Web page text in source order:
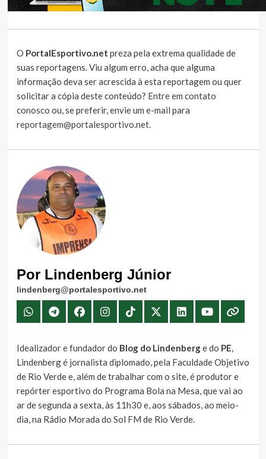
O PortalEsportivo.net preza pela extrema qualidade de
suas reportagens. Viu algum erro, acha que alguma
informação deva ser acrescida à esta reportagem ou quer
solicitar a cópia deste conteúdo? Entre em contato
conosco ou, se preferir, envie um e-mail para
reportagem@portalesportivo.net.
Por Lindenberg Júnior
lindenberg@portalesportivo.net
Idealizador e fundador do Blog do Lindenberge do PE,
Lindenberg é jornalista diplomado, pela Faculdade Objetivo
de Rio Verde e, além de trabalhar com o site, é produtor e
repórter esportivo do Programa Bola na Mesa, que vai ao
ar de segunda a sexta, às 11h30 e, aos sábados, ao meio-
dia, na Rádio Morada do Sol FM de Rio Verde.